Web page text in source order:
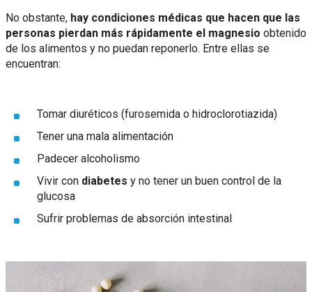
No obstante, hay condiciones médicas que hacen que las
personas pierdan más rápidamente el magnesio obtenido
de los alimentos y no puedan reponerlo. Entre ellas se
encuentran:
Tomar diuréticos (furosemida o hidroclorotiazida)
Tener una mala alimentación
Padecer alcoholismo
Vivir con diabetes y no tener un buen control de la
glucosa
Sufrir problemas de absorción intestinal